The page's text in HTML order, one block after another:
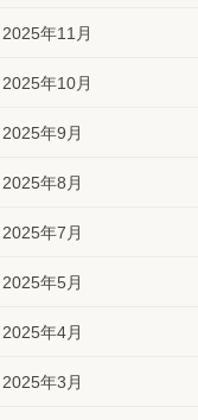
2025年11月
2025年10月
2025年9月
2025年8月
2025年7月
2025年5月
2025年4月
2025年3月